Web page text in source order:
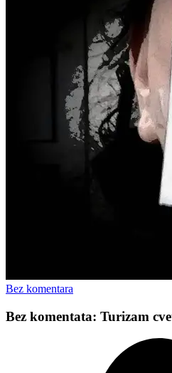
Bez komentara
Bez komentata: Turizam